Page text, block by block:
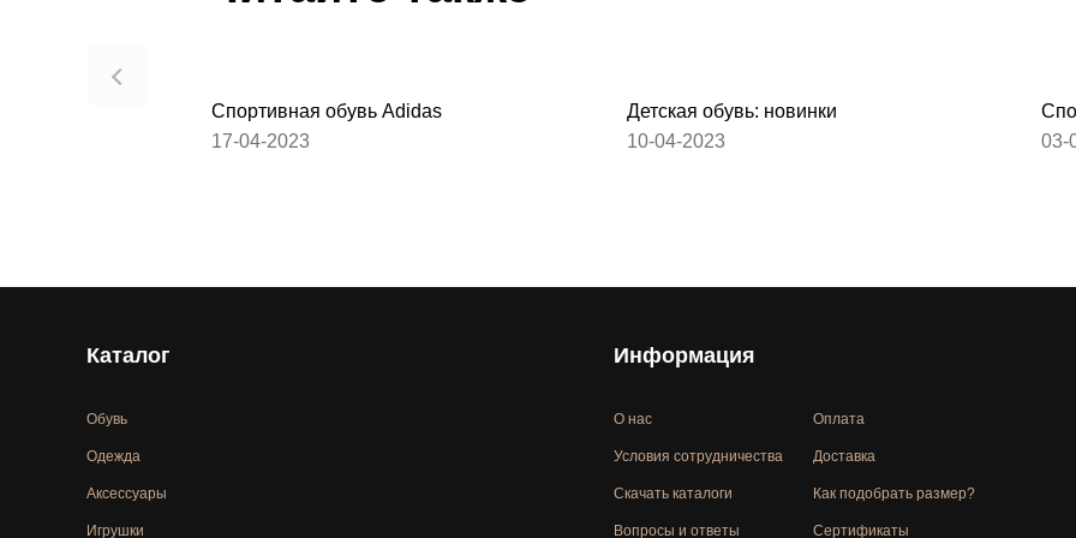
Спортивная обувь Adidas
17-04-2023
Детская обувь: новинки
10-04-2023
03-
Каталог
Обувь
Одежда
Аксессуары
Игрушки
Информация
О нас
Условия сотрудничества
Скачать каталоги
Вопросы и ответы
Оплата
Доставка
Как подобрать размер?
Сертификаты